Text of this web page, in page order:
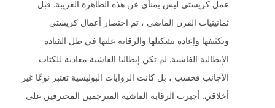
عمل كريستي ليس بمنأى عن هذه الظاهرة الغريبة. قبل
ثمانينيات القرن الماضي ، تم اختصار أعمال كريستي
وتكثيفها وإعادة تشكيلها والرقابة عليها في ظل القيادة
الإيطالية الفاشية. لم تكن إيطاليا الفاشية معادية للكتاب
الأجانب فحسب ، بل كانت الروايات البوليسية تعتبر نوعًا غير
أخلاقي. أجبرت الرقابة الفاشية المترجمين المحترفين على